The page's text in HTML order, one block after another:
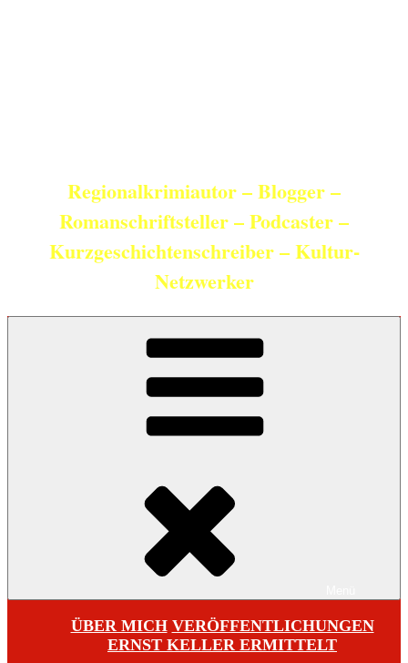
Regionalkrimiautor – Blogger –
Romanschriftsteller – Podcaster –
Kurzgeschichtenschreiber – Kultur-
Netzwerker
ÜBER MICH VERÖFFENTLICHUNGEN
ERNST KELLER ERMITTELT